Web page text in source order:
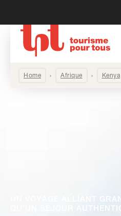
Home Afrique Kenya
UN VOYAGE ALLIANT
QU’UN SÉJOUR